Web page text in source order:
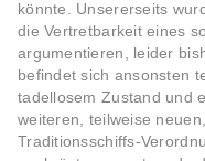
könnte. Unsererseits
die Vertretbarkeit eines
argumentieren, leider
befindet sich ansonsten
tadellosem Zustand und
weiteren, teilweise
Traditionsschiffs-